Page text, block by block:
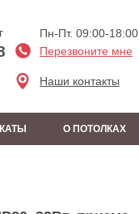
Пн-Пт. 09:00-18:00
Перезвоните мне
Наши контакты
О ПОТОЛКАХ